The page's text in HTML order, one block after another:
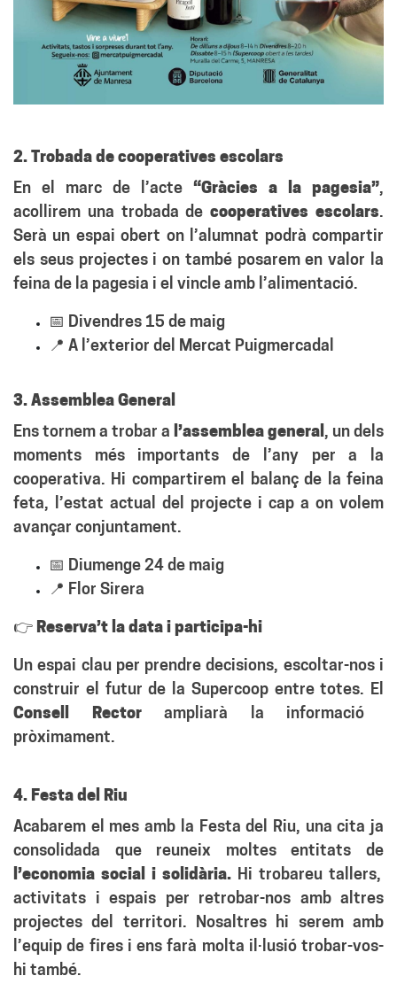
2. Trobada de cooperatives escolars
En el marc de l’acte “Gràcies a la pagesia”,
acollirem una trobada decooperatives escolars.
Serà un espai obert on l’alumnat podrà compartir
els seus projectes i on també posarem en valor la
feina de la pagesia i el vincle amb l’alimentació.
📅 Divendres 15 de maig
📍 A l’exterior del Mercat Puigmercadal
3. Assemblea General
Ens tornem a trobar a l’assemblea general , un dels
moments més importants de l’any per a la
cooperativa. Hi compartirem el balanç de la feina
feta, l’estat actual del projecte i cap a on volem
avançar conjuntament.
📅 Diumenge 24 de maig
📍 Flor Sirera
👉 Reserva’t la data i participa-hi
Un espai clau per prendre decisions, escoltar-nos i
construir el futur de la Supercoop entre totes. El
Consell Rectorampliarà la informació
pròximament.
4. Festa del Riu
Acabarem el mes amb la Festa del Riu, una cita ja
consolidada que reuneix moltes entitats de
l’economia social i solidària. Hi trobareu tallers,
activitats i espais per retrobar-nos amb altres
projectes del territori. Nosaltres hi serem amb
l’equip de fires i ens farà molta il·lusió trobar-vos-
hi també.